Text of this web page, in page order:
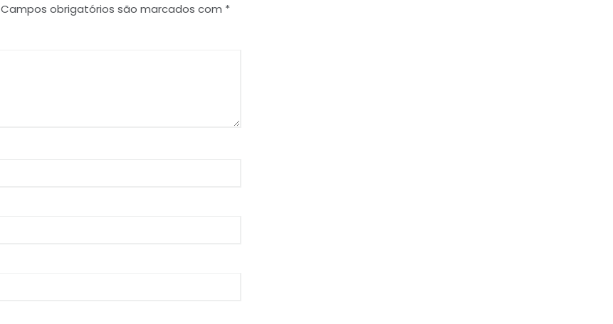
Campos obrigatórios são marcados com *